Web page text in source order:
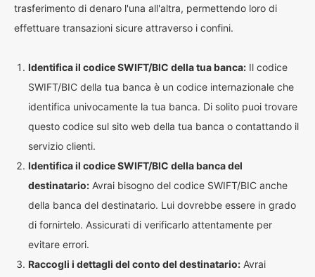
trasferimento di denaro l'una all'altra, permettendo loro di
effettuare transazioni sicure attraverso i confini.
Identifica il codice SWIFT/BIC della tua banca: Il codice
SWIFT/BIC della tua banca è un codice internazionale che
identifica univocamente la tua banca. Di solito puoi trovare
questo codice sul sito web della tua banca o contattando il
servizio clienti.
Identifica il codice SWIFT/BIC della banca del
destinatario: Avrai bisogno del codice SWIFT/BIC anche
della banca del destinatario. Lui dovrebbe essere in grado
di fornirtelo. Assicurati di verificarlo attentamente per
evitare errori.
Raccogli i dettagli del conto del destinatario: Avrai